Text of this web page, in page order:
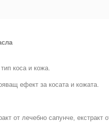
коса и кожа.
ефект за косата и кожата.
от лечебно сапунче,